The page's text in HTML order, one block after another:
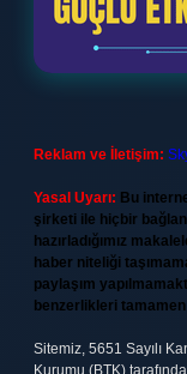
Reklam ve İletişim:
Yasal Uyarı: Bu
şirketi ile hiçbir
hazırladığımız
haber niteliği
paylaşım
benzerlikleri
Sitemiz, 5651 Sayılı
Kurumu (BTK)